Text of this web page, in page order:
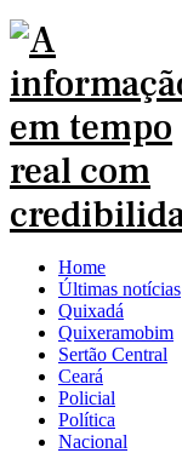
Home
Últimas notícias
Quixadá
Quixeramobim
Sertão Central
Ceará
Policial
Política
Nacional